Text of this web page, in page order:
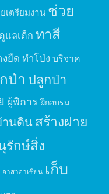
เตรียมงาน ช่วย
ดูแลเด็ก ทาสี
ยืด ทำโป่ง บริจาค
ป่า ปลูกป่า
ผู้พิการ ฝึกอบรม
านดินสร้างฝาย
รักษ์สิ่ง
อาสาอาเซียน เก็บ